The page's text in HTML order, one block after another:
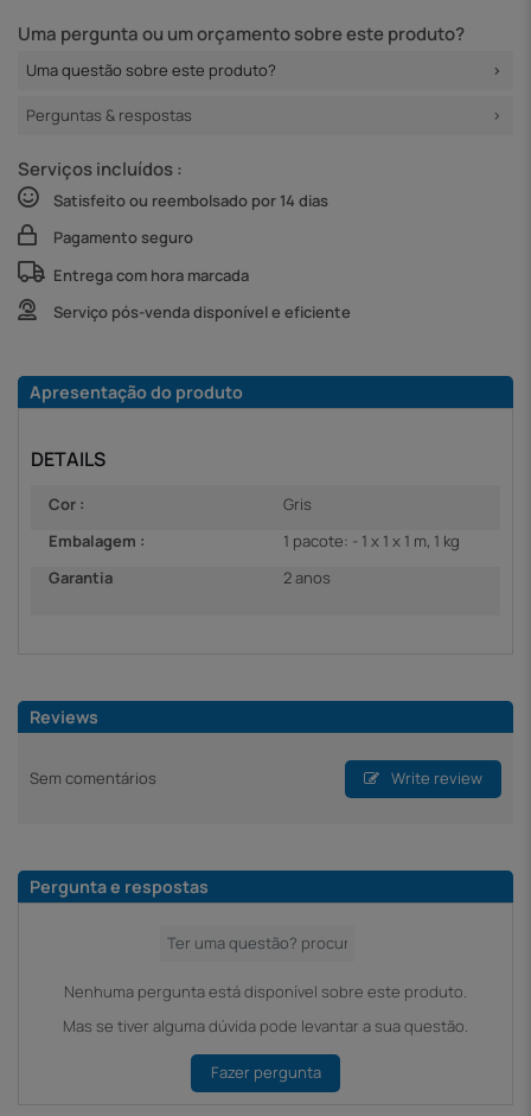
Uma pergunta ou um orçamento sobre este produto?
Uma questão sobre este produto?
Perguntas & respostas
Serviços incluídos :
Satisfeito ou reembolsado por 14 dias
Pagamento seguro
Entrega com hora marcada
Serviço pós-venda disponível e eficiente
Apresentação do produto
DETAILS
Cor :
Gris
Embalagem :
1 pacote: - 1 x 1 x 1 m, 1 kg
Garantia
2 anos
Reviews
Sem comentários Write review
Pergunta e respostas
Nenhuma pergunta está disponível sobre este produto.
Mas se tiver alguma dúvida pode levantar a sua questão.
Fazer pergunta